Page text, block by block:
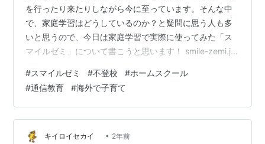
を行ったり来たりしながら今に至っています。そんな中
で、家庭学習はどうしているのか？と疑問に思う人も多
いと思うので、今日は家庭学習で実際に使ってみた「ス
マイルゼミ」について書こうと思います！ smile-zemi.jp
期：2022年5月～2023年の10月学年：メイ2年生～3年
生・キキ4年生～5年生の時きっかけ：フランスへプチ移
住のタイミングで日本の勉強を継続するためスマイルゼ
ミにした理由：‐海外での利用が可能-5教科できて料金が
お手頃‐タブレット利用時間、ゲーム利用時間に制限がか
#スマイルゼミ #不登校 #ホームスクール
#通信教育 #海外で子育て
キイロイセカイ • 2年前